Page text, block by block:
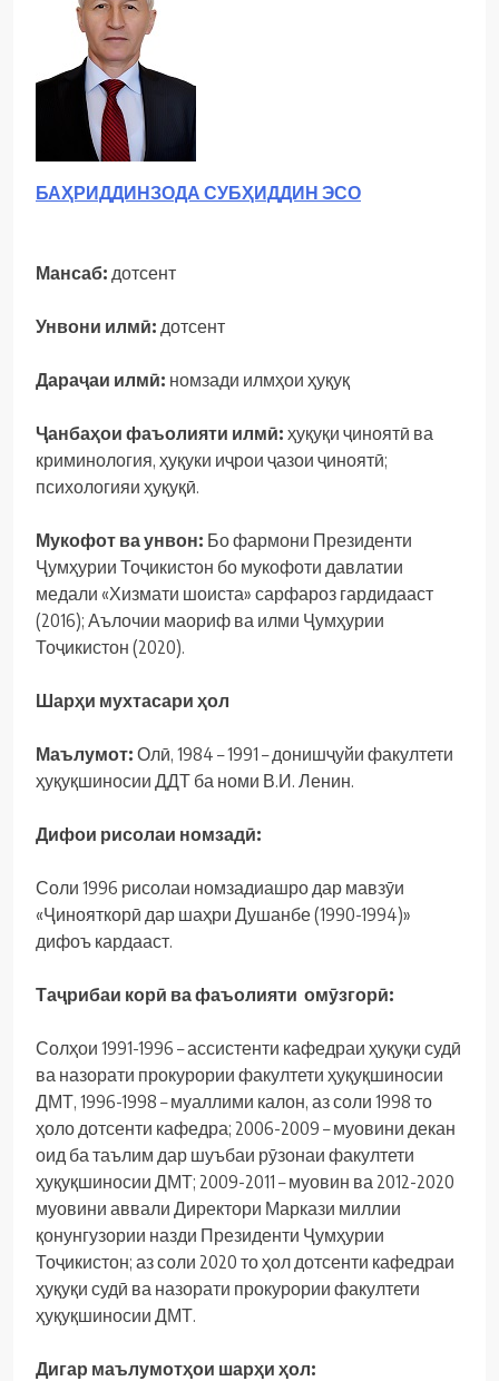
БАҲРИДДИНЗОДА СУБҲИДДИН ЭСО
Мансаб: дотсент
Унвони илмӣ: дотсент
Дараҷаи илмӣ: номзади илмҳои ҳуқуқ
Ҷанбаҳои фаъолияти илмӣ: ҳуқуқи ҷиноятӣ ва
криминология, ҳуқуки иҷрои ҷазои ҷиноятӣ;
психологияи ҳуқуқӣ.
Мукофот ва унвон: Бо фармони Президенти
Ҷумҳурии Тоҷикистон бо мукофоти давлатии
медали «Хизмати шоиста» сарфароз гардидааст
(2016); Аълочии маориф ва илми Ҷумҳурии
Тоҷикистон (2020).
Шарҳи мухтасари ҳол
Маълумот: Олӣ, 1984 – 1991 – донишҷуйи факултети
ҳуқуқшиносии ДДТ ба номи В.И. Ленин.
Дифои рисолаи номзадӣ:
Соли 1996 рисолаи номзадиашро дар мавзӯи
«Ҷинояткорӣ дар шаҳри Душанбе (1990-1994)»
дифоъ кардааст.
Таҷрибаи корӣ ва фаъолияти омӯзгорӣ:
Солҳои 1991-1996 – ассистенти кафедраи ҳуқуқи судӣ
ва назорати прокурории факултети ҳуқуқшиносии
ДМТ, 1996-1998 – муаллими калон, аз соли 1998 то
ҳоло дотсенти кафедра; 2006-2009 – муовини декан
оид ба таълим дар шуъбаи рӯзонаи факултети
ҳуқуқшиносии ДМТ; 2009-2011 – муовин ва 2012-2020
муовини аввали Директори Маркази миллии
қонунгузории назди Президенти Ҷумҳурии
Тоҷикистон; аз соли 2020 то ҳол дотсенти кафедраи
ҳуқуқи судӣ ва назорати прокурории факултети
ҳуқуқшиносии ДМТ.
Дигар маълумотҳои шарҳи ҳол: